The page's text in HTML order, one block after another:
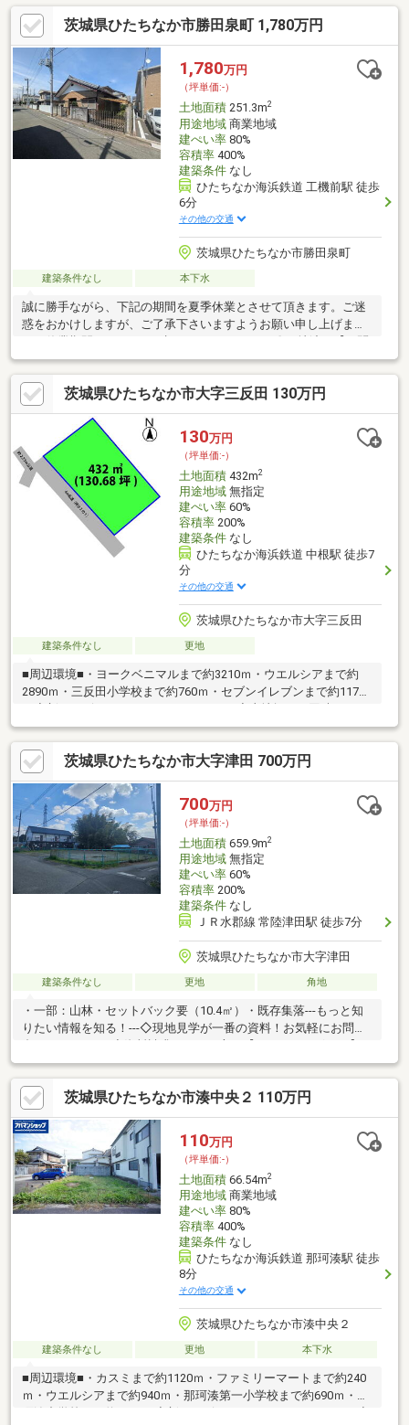
歩6分圏内に立地しています。土地面積は430㎡(公簿)でイチオ
シ。
茨城県ひたちなか市勝田泉町 1,780万円
1,780万円
（坪単価:-）
土地面積251.3m2
用途地域商業地域
建ぺい率80%
容積率400%
建築条件なし
ひたちなか海浜鉄道 工機前駅 徒歩
6分
その他の交通
茨城県ひたちなか市勝田泉町
建築条件なし 本下水
誠に勝手ながら、下記の期間を夏季休業とさせて頂きます。ご迷
惑をおかけしますが、ご了承下さいますようお願い申し上げま
す。休業期間：8月12日（水）～8月16日（日）〇更地渡し【お問
い合わせは、香陵住販５０号バイパス支店まで】●新築建売、中
古戸建・マンション、土地、収益物件お取り扱い有り●売却査定
事例、賃貸仲介事例多数有り●ご案内だけではなく、資金計画・
住宅ローンのご相談もお任せください
茨城県ひたちなか市大字三反田 130万円
130万円
（坪単価:-）
土地面積432m2
用途地域無指定
建ぺい率60%
容積率200%
建築条件なし
ひたちなか海浜鉄道 中根駅 徒歩7
分
その他の交通
茨城県ひたちなか市大字三反田
建築条件なし 更地
■周辺環境■・ヨークベニマルまで約3210ｍ・ウエルシアまで約
2890ｍ・三反田小学校まで約760ｍ・セブンイレブンまで約1170
客様が気になるハウスメーカーや建築業者様を無料でご相談いた
だけます！また当社にて建築担当営業様もご紹介いたします！お
気軽にご相談ください♪
茨城県ひたちなか市大字津田 700万円
700万円
（坪単価:-）
土地面積659.9m2
用途地域無指定
建ぺい率60%
容積率200%
建築条件なし
ＪＲ水郡線 常陸津田駅 徒歩7分
茨城県ひたちなか市大字津田
建築条件なし 更地 角地
・一部：山林・セットバック要（10.4㎡）・既存集落---もっと知
りたい情報を知る！---◇現地見学が一番の資料！お気軽にお問い
をクリック！
茨城県ひたちなか市湊中央２ 110万円
110万円
（坪単価:-）
土地面積66.54m2
用途地域商業地域
建ぺい率80%
容積率400%
建築条件なし
ひたちなか海浜鉄道 那珂湊駅 徒歩
8分
その他の交通
茨城県ひたちなか市湊中央２
建築条件なし 更地 本下水
■周辺環境■・カスミまで約1120ｍ・ファミリーマートまで約240
ｍ・ウエルシアまで約940ｍ・那珂湊第一小学校まで約690ｍ・那